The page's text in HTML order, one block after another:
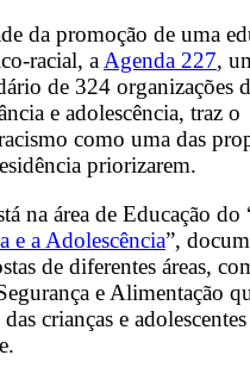
da promoção de uma
racial, aAgenda 227,
de 324 organizações
e adolescência, traz o
como uma das
priorizarem.
na área de Educação do
e a Adolescência”,
de diferentes áreas,
e Alimentação
crianças e